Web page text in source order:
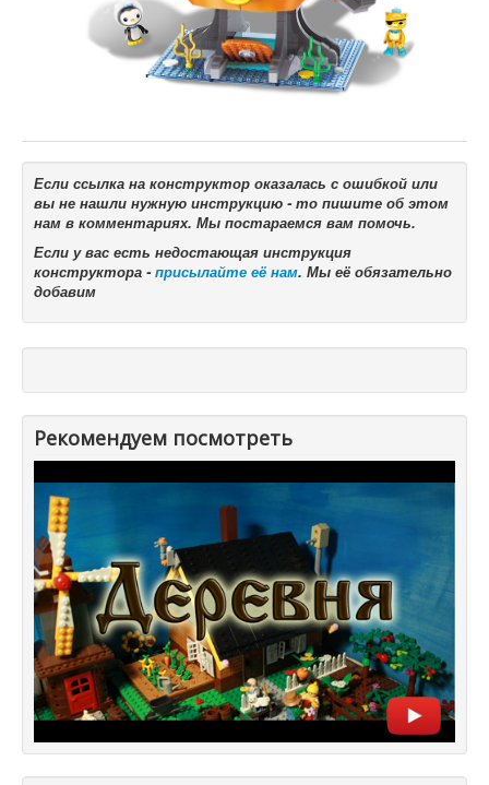
Если ссылка на конструктор оказалась с ошибкой или
вы не нашли нужную инструкцию - то пишите об этом
нам в комментариях. Мы постараемся вам помочь.
Если у вас есть недостающая инструкция
конструктора -присылайте её нам. Мы её обязательно
добавим
Рекомендуем посмотреть